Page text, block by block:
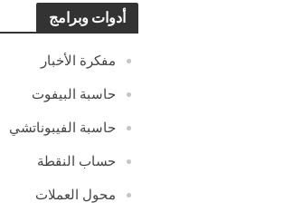
أدوات وبرامج
مفكرة الأخبار
حاسبة البيفوت
حاسبة الفيبوناتشي
حساب النقطة
محول العملات